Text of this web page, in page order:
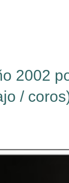
2002
/